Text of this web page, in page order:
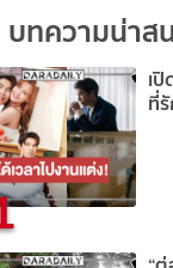
บทความน่าส
เ
ที่